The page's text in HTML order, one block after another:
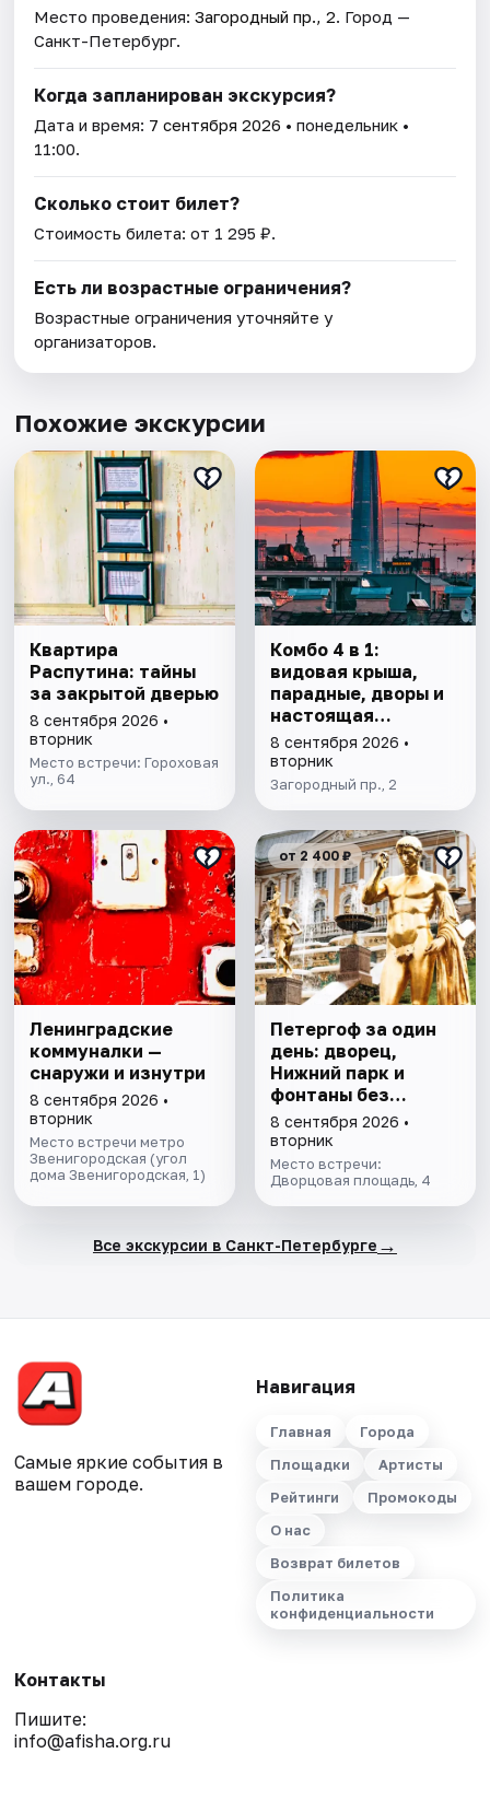
Место проведения:Загородный пр., 2. Город —
Санкт-Петербург.
Когда запланирован экскурсия?
Дата и время: 7 сентября 2026 • понедельник •
11:00.
Сколько стоит билет?
Стоимость билета: от 1 295 ₽.
Есть ли возрастные ограничения?
Возрастные ограничения уточняйте у
организаторов.
Похожие экскурсии
Квартира
Распутина: тайны
за закрытой дверью
8 сентября 2026 •
вторник
Место встречи: Гороховая
ул., 64
Комбо 4 в 1:
видовая крыша,
парадные, дворы и
настоящая
коммуналка
8 сентября 2026 •
вторник
Загородный пр., 2
Ленинградские
коммуналки —
снаружи и изнутри
8 сентября 2026 •
вторник
Место встречи метро
Звенигородская (угол
дома Звенигородская, 1)
от 2 400 ₽
Петергоф за один
день: дворец,
Нижний парк и
фонтаны без
очередей. Все
билеты включены
8 сентября 2026 •
вторник
Место встречи:
Дворцовая площадь, 4
Все экскурсии в Санкт-Петербурге →
Самые яркие события в
вашем городе.
Навигация
Главная
Города
Площадки
Артисты
Рейтинги
Промокоды
О нас
Возврат билетов
Политика
конфиденциальности
Контакты
Пишите:
info@afisha.org.ru